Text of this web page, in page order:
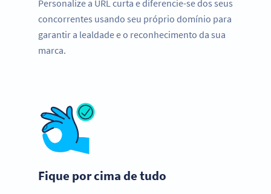
Personalize a URL curta e diferencie-se dos seus
concorrentes usando seu próprio domínio para
garantir a lealdade e o reconhecimento da sua
marca.
Fique por cima de tudo